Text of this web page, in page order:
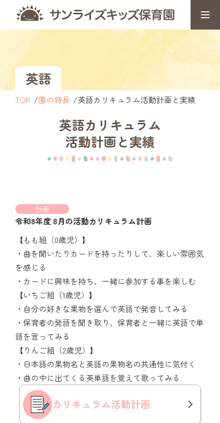
英語
TOP 園の特長 英語カリキュラム活動計画と実績
英語カリキュラム
活動計画と実績
計画
令和8年度 8月の活動カリキュラム計画
【もも組（0歳児）】
・曲を聞いたりカードを持ったりして、楽しい雰囲気
を感じる
・カードに興味を持ち、一緒に参加する事を楽しむ
【いちご組（1歳児）】
・自分の好きな果物を選んで英語で発音してみる
・保育者の発語を聞き取り、保育者と一緒に英語で単
語を言ってみる
【りんご組（2歳児）】
・日本語の果物名と英語の果物名の共通性に気付く
・曲の中に出てくる英単語を覚えて歌ってみる
カリキュラム活動計画